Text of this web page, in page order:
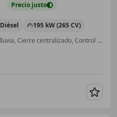
Precio justo
Diésel
195 kW (265 CV)
Airbags laterales, ABS, Sensor de lluvia, Cierre centralizado, Control de velocidad, Airbag trasero, Airbag del conductor